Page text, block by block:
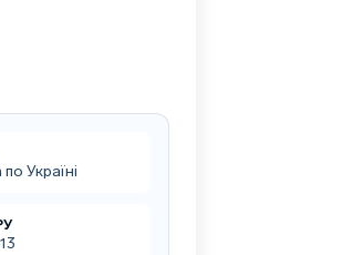
Україні